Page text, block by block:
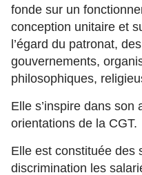
fonde sur un
conception unitaire et
l’égard du patronat,
gouvernements,
philosophiques,
Elle s’inspire dans
orientations de la CGT.
Elle est constituée des
discrimination les